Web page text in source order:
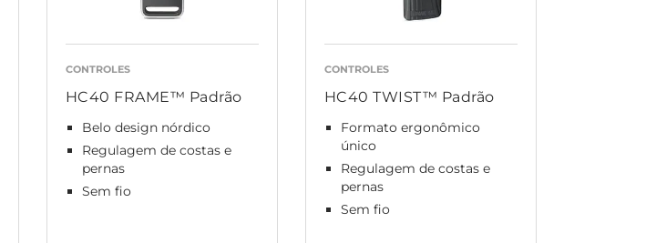
CONTROLES
HC40 FRAME™ Padrão
Belo design nórdico
Regulagem de costas e
pernas
Sem fio
CONTROLES
HC40 TWIST™ Padrão
Formato ergonômico
único
Regulagem de costas e
pernas
Sem fio